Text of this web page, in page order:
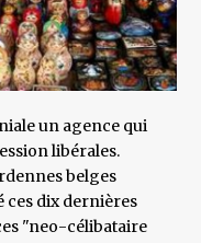
un agence qui
libérales.
belges
ces dix dernières
"neo-célibataire